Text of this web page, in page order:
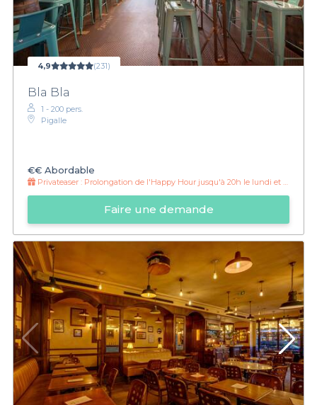
4,9 (231)
Bla Bla
1 - 200 pers.
Pigalle
€€ Abordable
Privateaser : Prolongation de l'Happy Hour jusqu'à 20h le lundi et mardi !
Faire une demande